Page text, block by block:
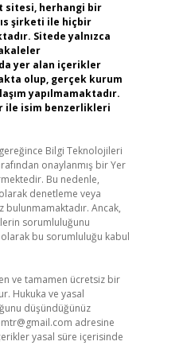
sitesi, herhangi bir
şirketi ile hiçbir
Sitede yalnızca
yer alan içerikler
olup, gerçek kurum
yapılmamaktadır.
ile isim benzerlikleri
gereğince Bilgi Teknolojileri
onaylanmış bir Yer
Bu nedenle,
denetleme veya
bulunmamaktadır. Ancak,
sorumluluğunu
bu sorumluluğu kabul
ve tamamen ücretsiz bir
Hukuka ve yasal
düşündüğünüz
adresine
yasal süre içerisinde